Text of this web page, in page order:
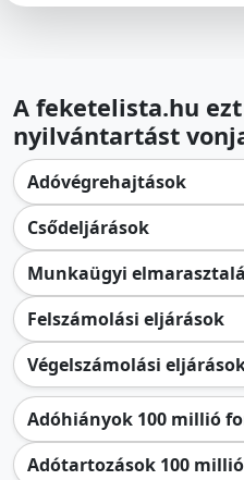
A feketelista.hu
nyilvántartást
Adóvégrehajtások
Csődeljárások
Munkaügyi
Felszámolási eljárások
Végelszámolási
Adóhiányok 100 millió
Adótartozások 100